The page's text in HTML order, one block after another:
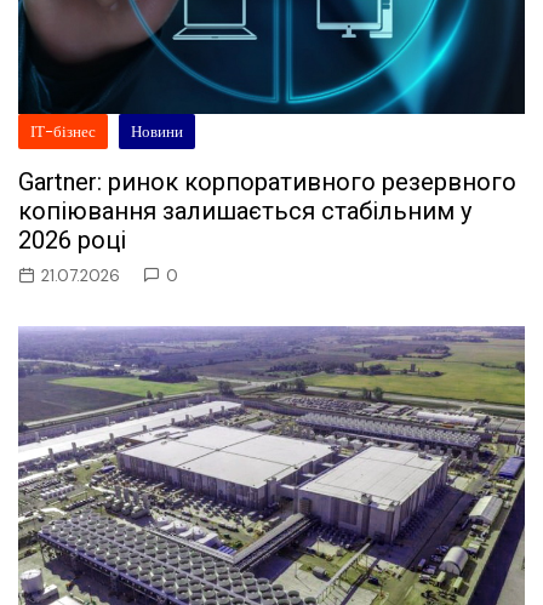
ІТ-бізнес Новини
Gartner: ринок корпоративного резервного
копіювання залишається стабільним у
2026 році
21.07.2026 0